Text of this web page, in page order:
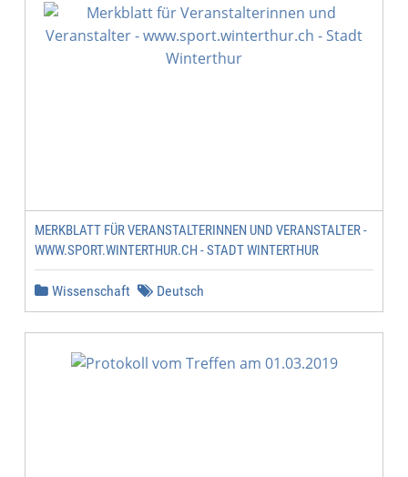
MERKBLATT FÜR VERANSTALTERINNEN UND VERANSTALTER -
WWW.SPORT.WINTERTHUR.CH - STADT WINTERTHUR
Wissenschaft Deutsch